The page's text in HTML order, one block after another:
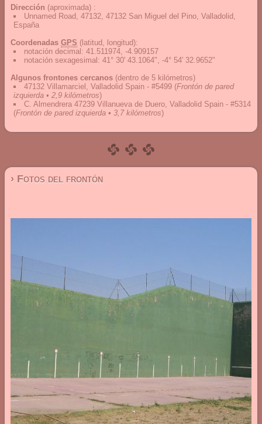
Dirección (aproximada) :
Unnamed Road, 47132, 47132 San Miguel del Pino, Valladolid,
España
Coordenadas GPS (latitud, longitud):
notación decimal : 41.511974, -4.909157
notación sexagesimal : 41° 30' 43.1064", -4° 54' 32.9652"
Algunos frontones cercanos (dentro de 5 kilómetros)
47132 Villamarciel, Valladolid Spain - #5499 (Frontón de pared
izquierda • 2,9 kilómetros)
C. Almendrera 47239 Villanueva de Duero, Valladolid Spain - #5314
(Frontón de pared izquierda • 3,7 kilómetros)
› Fotos del frontón